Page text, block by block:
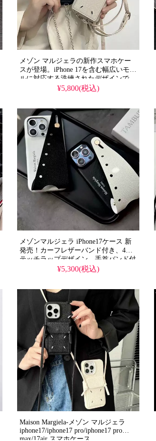
メゾン マルジェラの新作スマホケー
スが登場。iPhone 17を含む幅広いモデ
ルに対応する洗練されたデザインで
す。精巧なコピー技術で再現された美
¥5,800(税込)
メゾンマルジェラ iPhone17ケース 新
発売！カーフレザーバンド付き、4ス
テッチラップデザイン。手首バンド付
き高級ケース、ブラックホワイトメン
種対応。芸能人も愛用する人気ブラン
ド、耐衝撃＆防水の多機能仕様。かわ
いいマルジェラバンドスタイルが流行
り、格安で手に入り、
iPhone16pro/15promaxケースとしても
¥5,300(税込)
Maison Margiela-メゾン マルジェラ
iphone17/iphone17 pro/iphone17 pro
max/17air スマホケース